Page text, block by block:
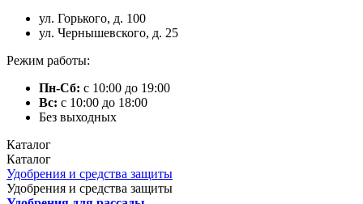
ул. Горького, д. 100
ул. Чернышевского, д. 25
Режим работы:
Пн-Сб: с 10:00 до 19:00
Вс: с 10:00 до 18:00
Без выходных
Каталог
Каталог
Удобрения и средства защиты
Удобрения и средства защиты